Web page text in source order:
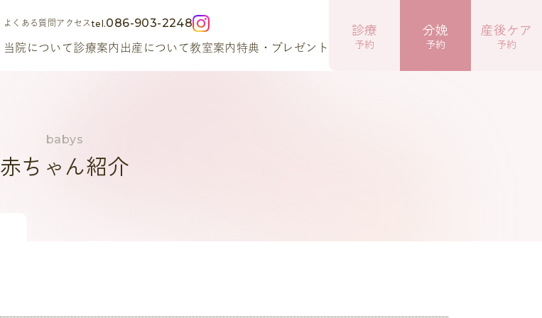
よくある質問 アクセス 086-903-2248
当院について診療案内 出産について教室案内 特典・プレゼント
診療
予約
分娩
予約
産後ケア
予約
赤ちゃん紹介